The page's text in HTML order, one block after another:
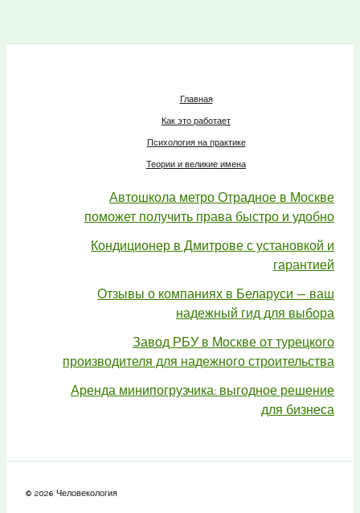
Главная
Как это работает
Психология на практике
Теории и великие имена
Автошкола метро Отрадное в Москве
поможет получить права быстро и удобно
Кондиционер в Дмитрове с установкой и
гарантией
Отзывы о компаниях в Беларуси — ваш
надежный гид для выбора
Завод РБУ в Москве от турецкого
производителя для надежного строительства
Аренда минипогрузчика: выгодное решение
для бизнеса
© 2026 Человекология